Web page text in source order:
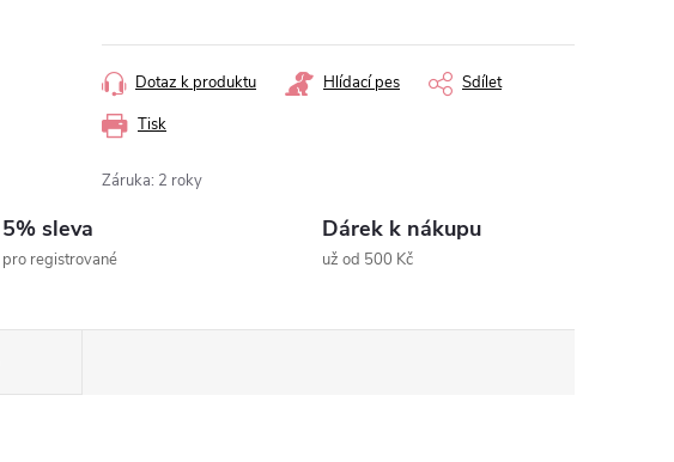
Tisk
Dotaz k produktu Hlídací pes Sdílet
Záruka: 2 roky
5% sleva
pro registrované
Dárek k nákupu
už od 500 Kč